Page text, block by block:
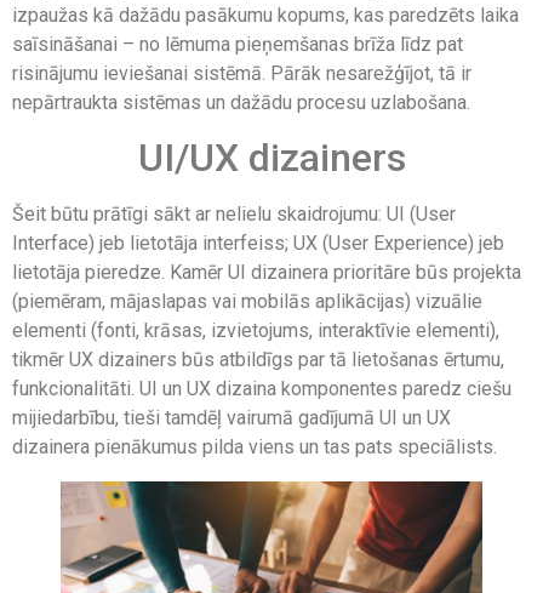
izpaužas kā dažādu pasākumu kopums, kas paredzēts laika
saīsināšanai – no lēmuma pieņemšanas brīža līdz pat
risinājumu ieviešanai sistēmā. Pārāk nesarežģījot, tā ir
nepārtraukta sistēmas un dažādu procesu uzlabošana.
UI/UX dizainers
Šeit būtu prātīgi sākt ar nelielu skaidrojumu: UI (User
Interface) jeb lietotāja interfeiss; UX (User Experience) jeb
lietotāja pieredze. Kamēr UI dizainera prioritāre būs projekta
(piemēram, mājaslapas vai mobilās aplikācijas) vizuālie
elementi (fonti, krāsas, izvietojums, interaktīvie elementi),
tikmēr UX dizainers būs atbildīgs par tā lietošanas ērtumu,
funkcionalitāti. UI un UX dizaina komponentes paredz ciešu
mijiedarbību, tieši tamdēļ vairumā gadījumā UI un UX
dizainera pienākumus pilda viens un tas pats speciālists.